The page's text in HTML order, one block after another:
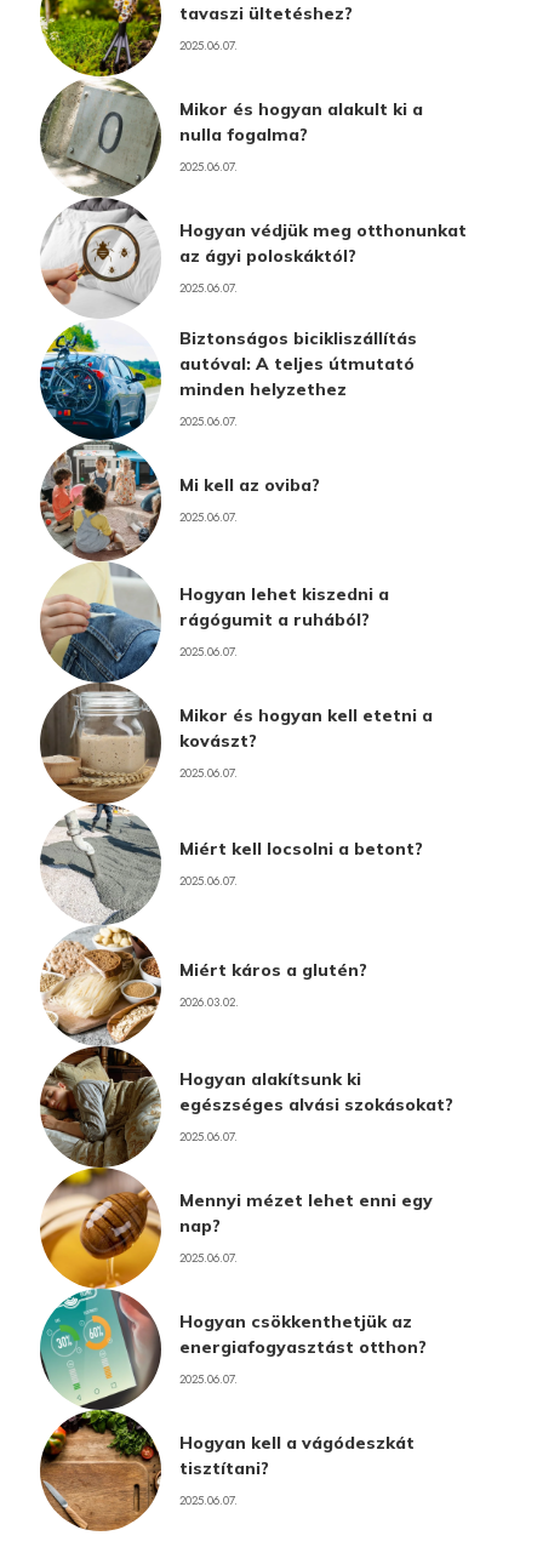
tavaszi ültetéshez?
2025.06.07.
Mikor és hogyan alakult ki a
nulla fogalma?
2025.06.07.
Hogyan védjük meg otthonunkat
az ágyi poloskáktól?
2025.06.07.
Biztonságos bicikliszállítás
autóval: A teljes útmutató
minden helyzethez
2025.06.07.
Mi kell az oviba?
2025.06.07.
Hogyan lehet kiszedni a
rágógumit a ruhából?
2025.06.07.
Mikor és hogyan kell etetni a
kovászt?
2025.06.07.
Miért kell locsolni a betont?
2025.06.07.
Miért káros a glutén?
2026.03.02.
Hogyan alakítsunk ki
egészséges alvási szokásokat?
2025.06.07.
Mennyi mézet lehet enni egy
nap?
2025.06.07.
Hogyan csökkenthetjük az
energiafogyasztást otthon?
2025.06.07.
Hogyan kell a vágódeszkát
tisztítani?
2025.06.07.